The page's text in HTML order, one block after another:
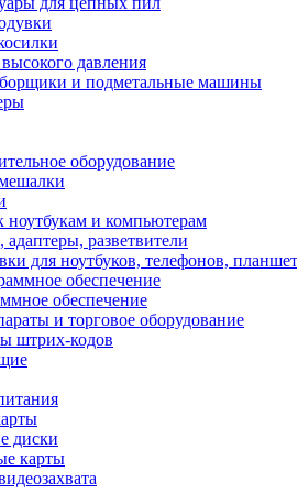
давления
и подметальные машины
оборудование
ноутбукам и компьютерам
адаптеры, разветвители
для ноутбуков, телефонов,
обеспечение
обеспечение
и торговое оборудование
штрих-кодов
диски
карты